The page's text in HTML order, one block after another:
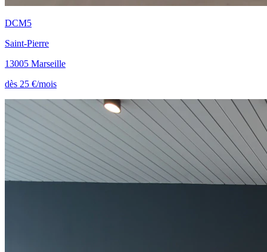
DCM5
Saint-Pierre
13005 Marseille
dès 25 €/mois